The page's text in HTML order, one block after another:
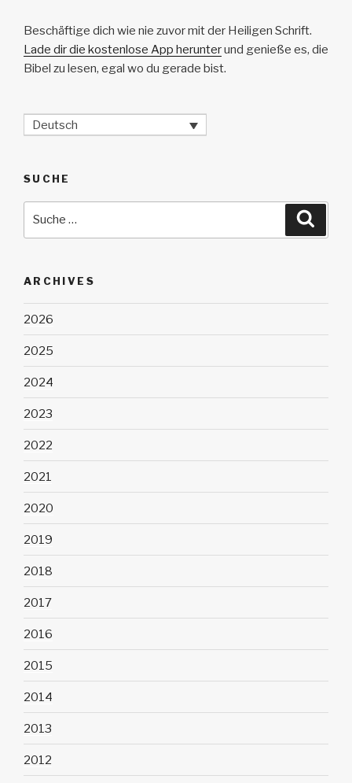
Beschäftige dich wie nie zuvor mit der Heiligen Schrift.
Lade dir die kostenlose App herunterund genieße es, die
Bibel zu lesen, egal wo du gerade bist.
Deutsch
SUCHE
ARCHIVES
2026
2025
2024
2023
2022
2021
2020
2019
2018
2017
2016
2015
2014
2013
2012